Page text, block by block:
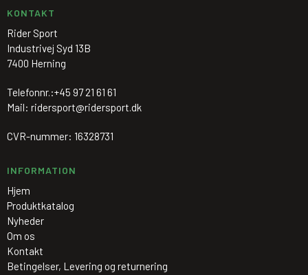
KONTAKT
Rider Sport
Industrivej Syd 13B
7400 Herning
Telefonnr.:+45 97 21 61 61
Mail: ridersport@ridersport.dk
CVR-nummer: 16328731
INFORMATION
Hjem
Produktkatalog
Nyheder
Om os
Kontakt
Betingelser, Levering og returnering